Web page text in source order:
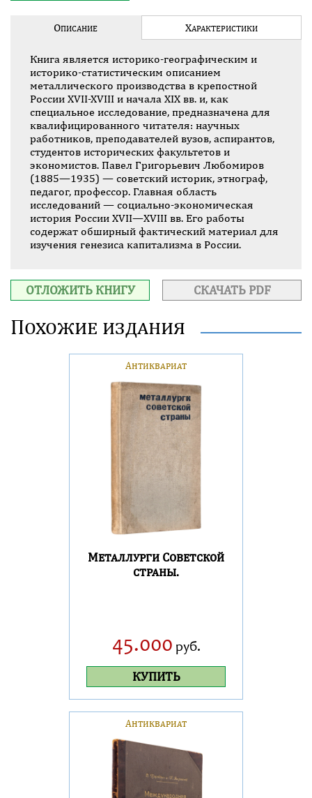
ОПИСАНИЕ ХАРАКТЕ­РИСТИКИ
Книга является историко-географическим и
историко-статистическим описанием
металлического производства в крепостной
России XVII-XVIII и начала XIX вв. и, как
специальное исследование, предназначена для
квалифицированного читателя: научных
работников, преподавателей вузов, аспирантов,
студентов исторических факультетов и
экономистов. Павел Григорьевич Любомиров
(1885—1935) — советский историк, этнограф,
педагог, профессор. Главная область
исследований — социально-экономическая
история России XVII—XVIII вв. Его работы
содержат обширный фактический материал для
изучения генезиса капитализма в России.
ОТЛОЖИТЬ КНИГУ СКАЧАТЬ PDF
Похожие издания
Антиквариат
Металлурги Советской
страны.
45.000 руб.
КУПИТЬ
Антиквариат